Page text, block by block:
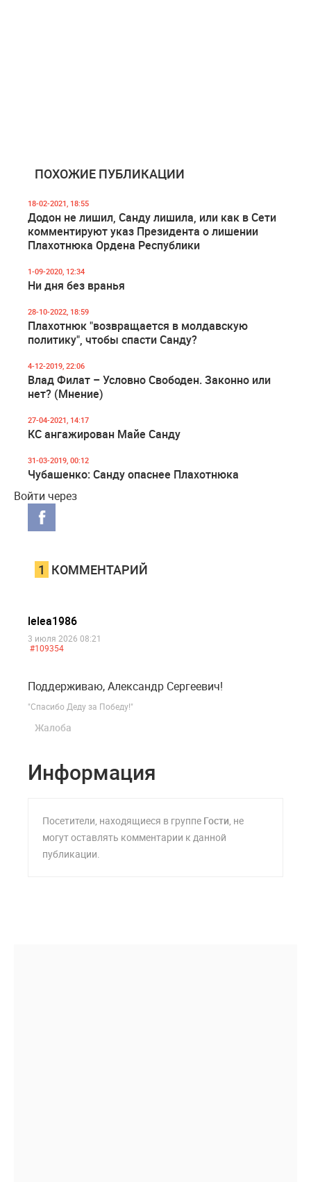
ПОХОЖИЕ ПУБЛИКАЦИИ
18-02-2021, 18:55
Додон не лишил, Санду лишила, или как в Сети
комментируют указ Президента о лишении
Плахотнюка Ордена Республики
1-09-2020, 12:34
Ни дня без вранья
28-10-2022, 18:59
Плахотнюк "возвращается в молдавскую
политику", чтобы спасти Санду?
4-12-2019, 22:06
Влад Филат – Условно Свободен. Законно или
нет? (Мнение)
27-04-2021, 14:17
КС ангажирован Майе Санду
31-03-2019, 00:12
Чубашенко: Санду опаснее Плахотнюка
Войти через
1 КОММЕНТАРИЙ
lelea1986
3 июля 2026 08:21
#109354
Поддерживаю, Александр Сергеевич!
"Спасибо Деду за Победу!"
Жалоба
Информация
Посетители, находящиеся в группе Гости, не
могут оставлять комментарии к данной
публикации.